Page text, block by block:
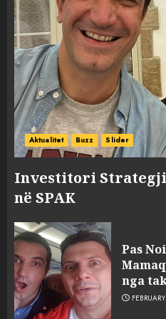
Aktualitet Buzz Slider
Investitori
në SPAK
Pas
nga